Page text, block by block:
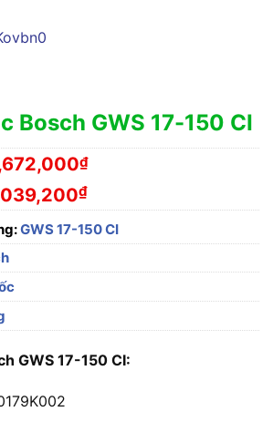
Bosch GWS 17-150 CI
₫
₫
GWS 17-150 CI
GWS 17-150 CI: